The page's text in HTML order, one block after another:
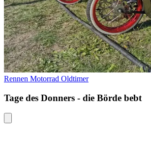
Rennen Motorrad Oldtimer
Tage des Donners - die Börde bebt